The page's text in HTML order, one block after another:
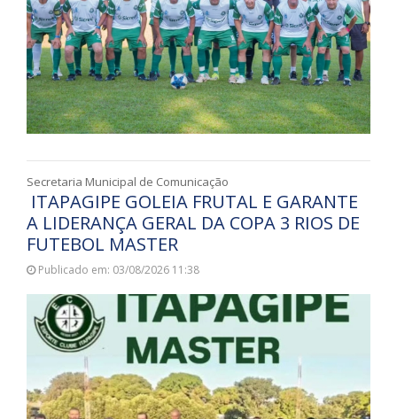
Secretaria Municipal de Comunicação
ITAPAGIPE GOLEIA FRUTAL E GARANTE
A LIDERANÇA GERAL DA COPA 3 RIOS DE
FUTEBOL MASTER
Publicado em: 03/08/2026 11:38